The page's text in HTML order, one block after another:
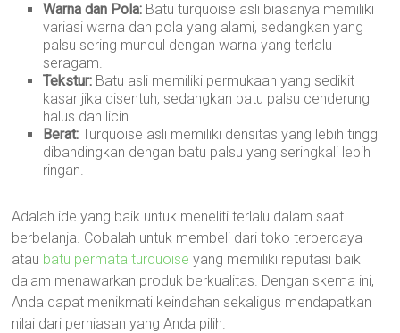
Warna dan Pola: Batu turquoise asli biasanya memiliki
variasi warna dan pola yang alami, sedangkan yang
palsu sering muncul dengan warna yang terlalu
seragam.
Tekstur: Batu asli memiliki permukaan yang sedikit
kasar jika disentuh, sedangkan batu palsu cenderung
halus dan licin.
Berat: Turquoise asli memiliki densitas yang lebih tinggi
dibandingkan dengan batu palsu yang seringkali lebih
ringan.
Adalah ide yang baik untuk meneliti terlalu dalam saat
berbelanja. Cobalah untuk membeli dari toko terpercaya
atau batu permata turquoise yang memiliki reputasi baik
dalam menawarkan produk berkualitas. Dengan skema ini,
Anda dapat menikmati keindahan sekaligus mendapatkan
nilai dari perhiasan yang Anda pilih.